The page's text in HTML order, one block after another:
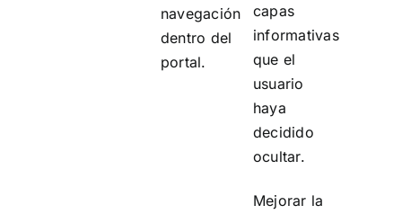
navegación
dentro del
portal.
capas
informativas
que el
usuario
haya
decidido
ocultar.
Mejorar la